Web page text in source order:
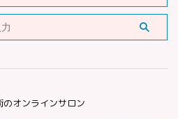
のオンラインサロン